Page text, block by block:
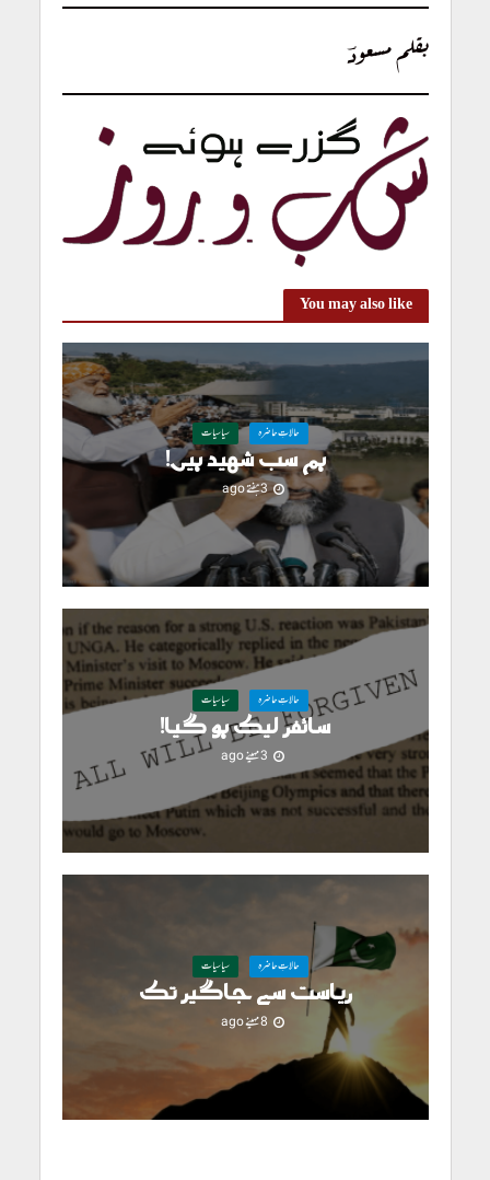
بقلم مسعودؔ
You may also like
حالاتِ حاضرہ سیاسیات
ہم سب شہید ہیں!
3 ہفتے ago
حالاتِ حاضرہ سیاسیات
سائفر لیک ہو گیا!
3 مہینے ago
حالاتِ حاضرہ سیاسیات
ریاست سے جاگیر تک
8 مہینے ago